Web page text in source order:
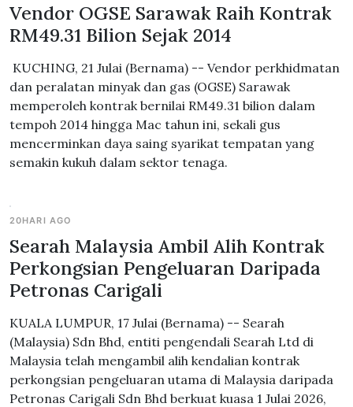
Vendor OGSE Sarawak Raih Kontrak
RM49.31 Bilion Sejak 2014
KUCHING, 21 Julai (Bernama) -- Vendor perkhidmatan
dan peralatan minyak dan gas (OGSE) Sarawak
memperoleh kontrak bernilai RM49.31 bilion dalam
tempoh 2014 hingga Mac tahun ini, sekali gus
mencerminkan daya saing syarikat tempatan yang
semakin kukuh dalam sektor tenaga.
20HARI AGO
Searah Malaysia Ambil Alih Kontrak
Perkongsian Pengeluaran Daripada
Petronas Carigali
KUALA LUMPUR, 17 Julai (Bernama) -- Searah
(Malaysia) Sdn Bhd, entiti pengendali Searah Ltd di
Malaysia telah mengambil alih kendalian kontrak
perkongsian pengeluaran utama di Malaysia daripada
Petronas Carigali Sdn Bhd berkuat kuasa 1 Julai 2026,